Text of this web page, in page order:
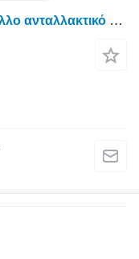
Χορτοκοπτικό Krone Big M II για άλλο ανταλλακτικό θαλάμου dach